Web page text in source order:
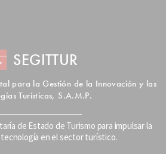
SEGITTUR
para la Gestión de la Innovación y las
Turísticas, S.A.M.P.
de Estado de Turismo para impulsar la
tecnología en el sector turístico.